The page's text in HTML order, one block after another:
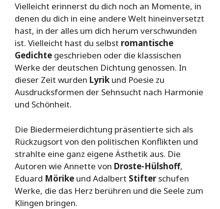
Vielleicht erinnerst du dich noch an Momente, in
denen du dich in eine andere Welt hineinversetzt
hast, in der alles um dich herum verschwunden
ist. Vielleicht hast du selbst romantische
Gedichte geschrieben oder die klassischen
Werke der deutschen Dichtung genossen. In
dieser Zeit wurden Lyrik und Poesie zu
Ausdrucksformen der Sehnsucht nach Harmonie
und Schönheit.
Die Biedermeierdichtung präsentierte sich als
Rückzugsort von den politischen Konflikten und
strahlte eine ganz eigene Ästhetik aus. Die
Autoren wie Annette von Droste-Hülshoff,
Eduard Mörike und Adalbert Stifterschufen
Werke, die das Herz berühren und die Seele zum
Klingen bringen.